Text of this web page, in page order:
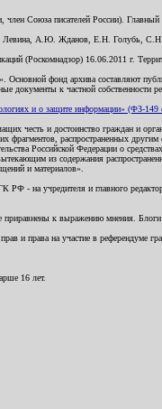
член Союза писателей России).
Левина, А.Ю. Жданов, Е.Н. Голубь,
(Роскомнадзор) 16.06.2011 г.
Основной фонд архива составляют
к частной собственности
и о защите информации» (ФЗ-149
честь и достоинство граждан и
распространенных
Российской Федерации о
из содержания
и материалов».
- на учредителя и главного
приравнены к выражению мнения.
и права на участие в референдуме
16 лет.